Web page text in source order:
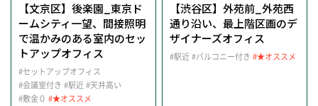
【文京区】後楽園_東京ド
ームシティ一望、間接照明
で温かみのある室内のセッ
トアップオフィス
#セットアップオフィス
#会議室付き #駅近#天井高い
#敷金０ #★オススメ
【渋谷区】外苑前_外苑西
通り沿い、最上階区画のデ
ザイナーズオフィス
#駅近#バルコニー付き #★オススメ